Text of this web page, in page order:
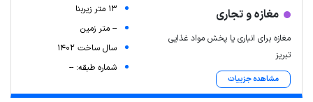
مغازه و تجاری
مغازه برای انباری یا پخش مواد غذایی
تبریز
مشاهده جزییات
13 متر زیربنا
-- متر زمین
سال ساخت 1402
شماره طبقه: --